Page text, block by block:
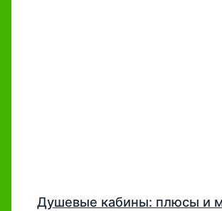
Душевые кабины: плюсы и